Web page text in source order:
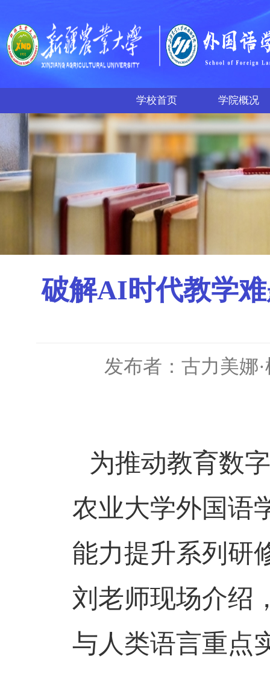
学校首页 学院概况
破解AI时代教学
发布者：古力美娜
为推动教育数
农业大学外国语
能力提升系列研
刘老师现场介绍
与人类语言重点